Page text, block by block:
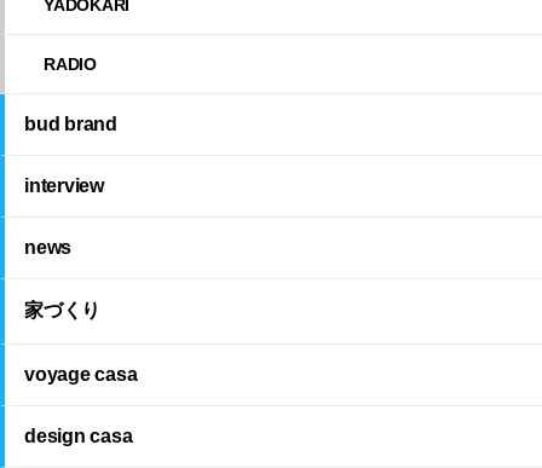
YADOKARI
RADIO
bud brand
interview
news
家づくり
voyage casa
design casa